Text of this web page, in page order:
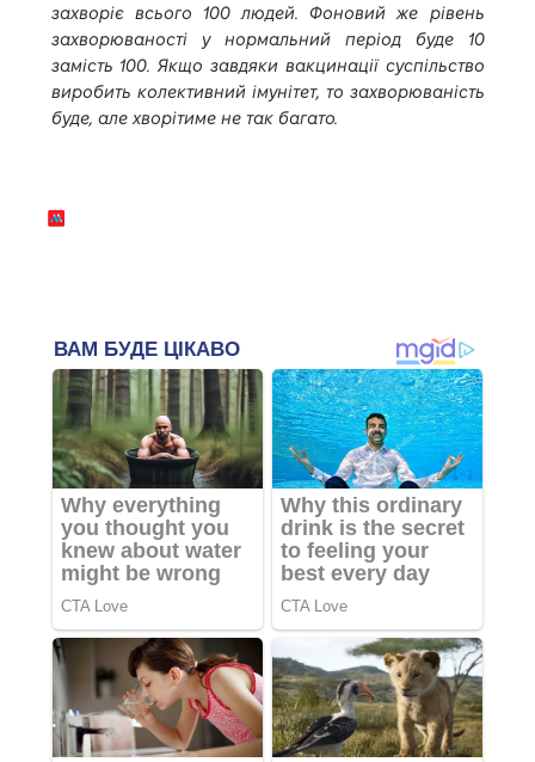
захворіє всього 100 людей. Фоновий же рівень
захворюваності у нормальний період буде 10
замість 100. Якщо завдяки вакцинації суспільство
виробить колективний імунітет, то захворюваність
буде, але хворітиме не так багато.